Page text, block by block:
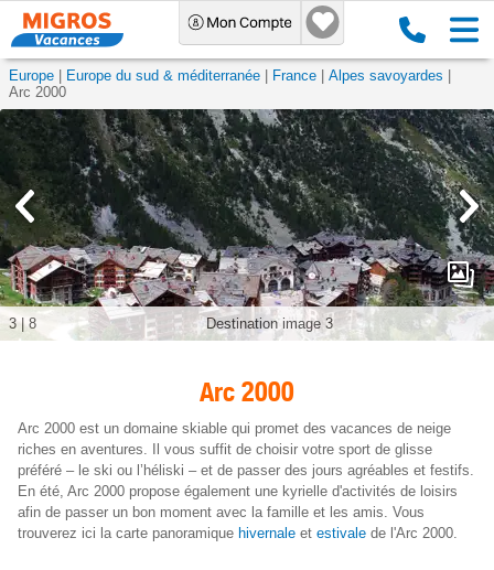
Europe Europe du sud & méditerranée France
Alpes savoyardes
Arc 2000
Destination image 3
3|8
Arc 2000
Arc 2000 est un domaine skiable qui promet des vacances de neige
riches en aventures. Il vous suffit de choisir votre sport de glisse
préféré – le ski ou l’héliski – et de passer des jours agréables et festifs.
En été, Arc 2000 propose également une kyrielle d'activités de loisirs
afin de passer un bon moment avec la famille et les amis. Vous
trouverez ici la carte panoramique hivernale et estivale de l'Arc 2000.